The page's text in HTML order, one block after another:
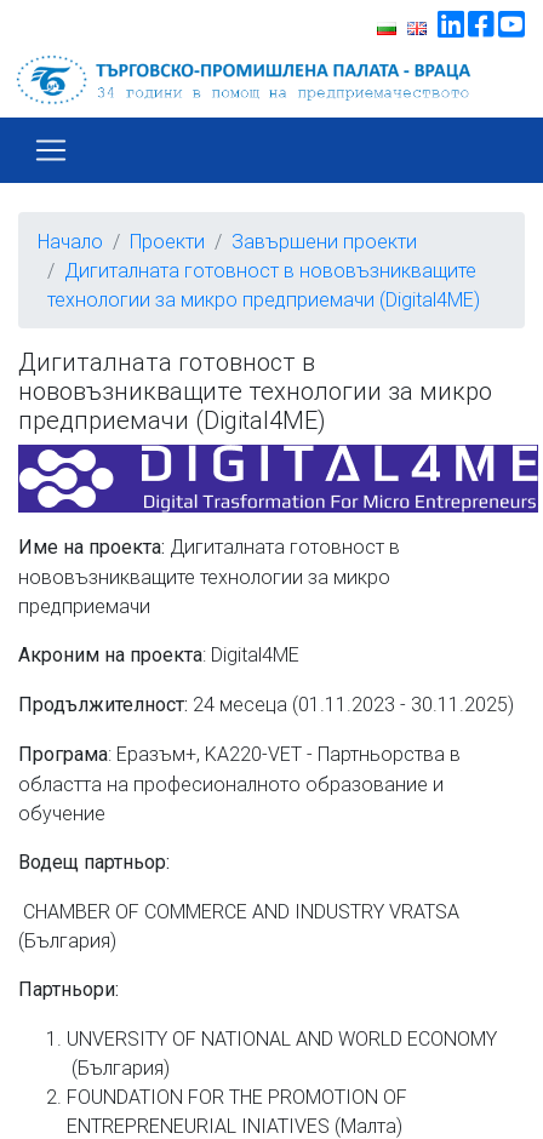
Начало Проекти
Завършени проекти
Дигиталната готовност в нововъзникващите
технологии за микро предприемачи (Digital4ME)
Дигиталната готовност в
нововъзникващите технологии за микро
предприемачи (Digital4ME)
Име на проекта: Дигиталната готовност в
нововъзникващите технологии за микро
предприемачи
Акроним на проекта: Digital4ME
Продължителност: 24 месеца (01.11.2023 - 30.11.2025)
Програма: Еразъм+, KA220-VET - Партньорства в
областта на професионалното образование и
обучение
Водещ партньор:
CHAMBER OF COMMERCE AND INDUSTRY VRATSA
(България)
Партньори:
UNVERSITY OF NATIONAL AND WORLD ECONOMY
(България)
FOUNDATION FOR THE PROMOTION OF
ENTREPRENEURIAL INIATIVES (Малта)